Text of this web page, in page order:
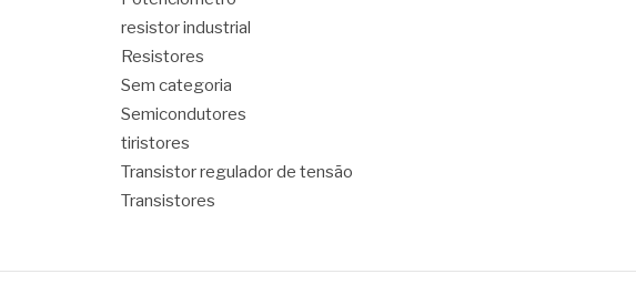
resistor industrial
Resistores
Sem categoria
Semicondutores
tiristores
Transistor regulador de tensão
Transistores